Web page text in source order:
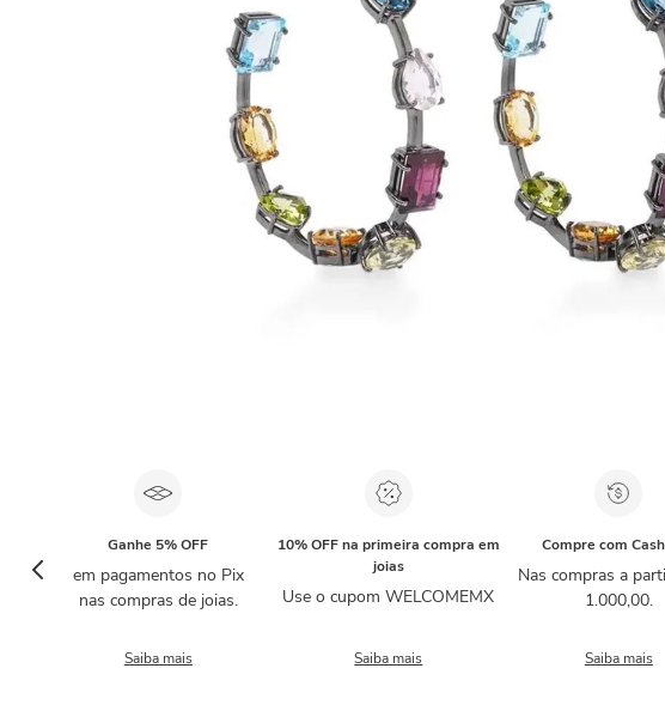
Ganhe 5% OFF
em pagamentos no Pix
nas compras de joias.
Saiba mais
10% OFF na primeira compra em
joias
Use o cupom WELCOMEMX
Saiba mais
Compre com
Nas compras a
1.000,00.
Saiba mais